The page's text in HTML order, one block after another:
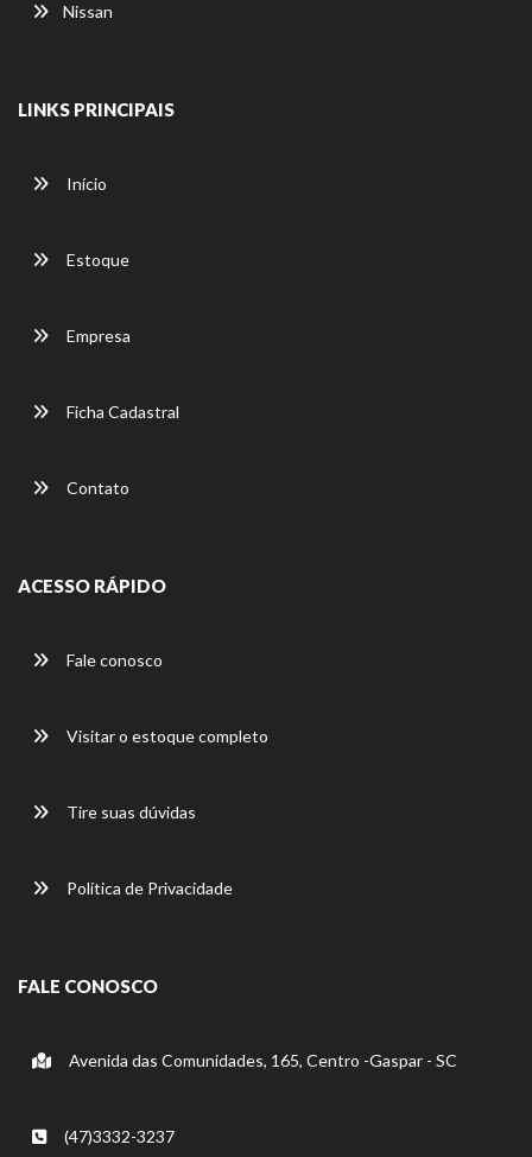
Nissan
LINKS PRINCIPAIS
Início
Estoque
Empresa
Ficha Cadastral
Contato
ACESSO RÁPIDO
Fale conosco
Visitar o estoque completo
Tire suas dúvidas
Política de Privacidade
FALE CONOSCO
Avenida das Comunidades, 165, Centro -Gaspar - SC
(47)3332-3237